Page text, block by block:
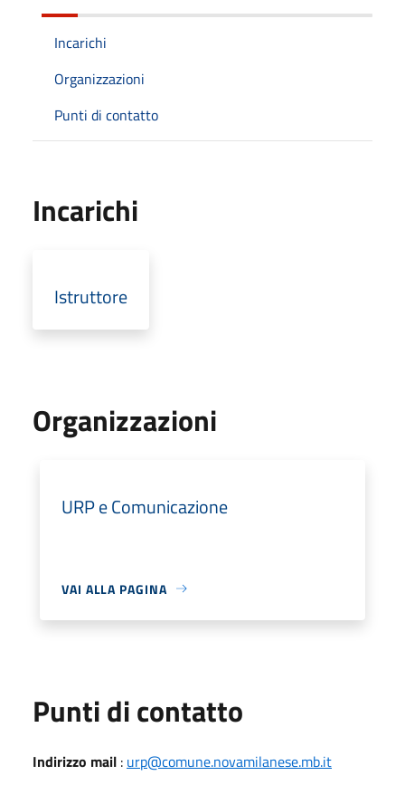
Incarichi
Organizzazioni
Punti di contatto
Incarichi
Istruttore
Organizzazioni
URP e Comunicazione
VAI ALLA PAGINA
Punti di contatto
Indirizzo mail : urp@comune.novamilanese.mb.it